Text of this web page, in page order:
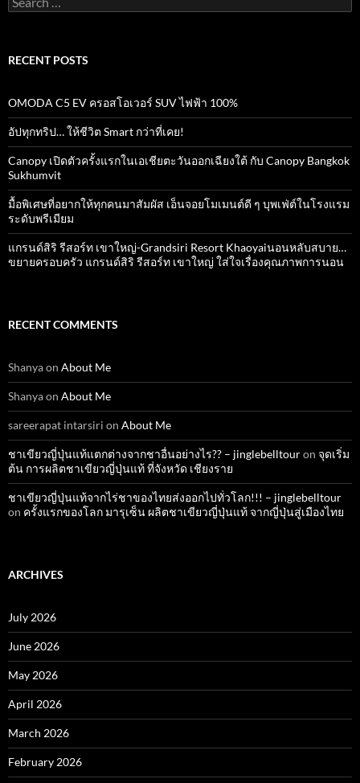
for:
RECENT POSTS
OMODA C5 EV ครอสโอเวอร์ SUV ไฟฟ้า 100%
อัปทุกทริป… ให้ชีวิต Smart กว่าที่เคย!
Canopy เปิดตัวครั้งแรกในเอเชียตะวันออกเฉียงใต้ กับ Canopy Bangkok
Sukhumvit
มื้อพิเศษที่อยากให้ทุกคนมาสัมผัส เอ็นจอยโมเมนต์ดี ๆ บุพเฟ่ต์ในโรงแรม
ระดับพรีเมียม
แกรนด์สิริ​ รีสอร์ท​ เขาใหญ่​-Grandsiri​ Resort​ Khaoyaiนอนหลับสบาย…
ขยายครอบครัว แกรนด์สิริ รีสอร์ท เขาใหญ่ ใส่ใจเรื่องคุณภาพการนอน
RECENT COMMENTS
Shanyaon About Me
Shanyaon About Me
sareerapat intarsiri on About Me
ชาเขียวญี่ปุ่นแท้แตกต่างจากชาอื่นอย่างไร?? – jinglebelltouron จุดเริ่ม
ต้น การผลิตชาเขียวญี่ปุ่นแท้ ที่จังหวัด เชียงราย
ชาเขียวญี่ปุ่นแท้จากไร่ชาของไทยส่งออกไปทั่วโลก!!! – jinglebelltour
on ครั้งแรกของโลก มารุเซ็น ผลิตชาเขียวญี่ปุ่นแท้ จากญี่ปุ่นสู่เมืองไทย
ARCHIVES
July 2026
June 2026
May 2026
April 2026
March 2026
February 2026